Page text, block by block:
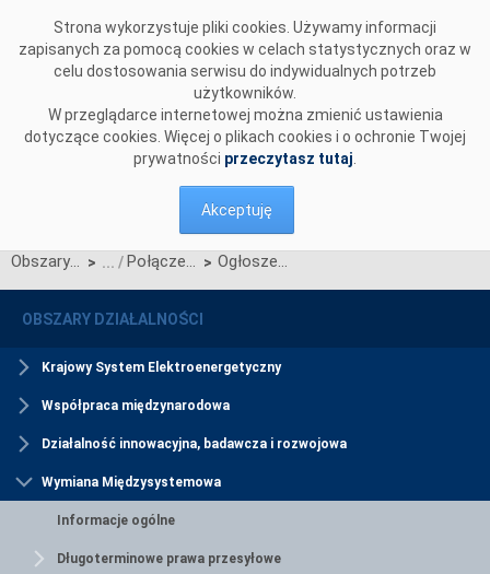
Strona wykorzystuje pliki cookies. Używamy informacji
zapisanych za pomocą cookies w celach statystycznych oraz w
celu dostosowania serwisu do indywidualnych potrzeb
użytkowników.
W przeglądarce internetowej można zmienić ustawienia
dotyczące cookies. Więcej o plikach cookies i o ochronie Twojej
prywatności przeczytasz tutaj
Akceptuję
Obszary działalności > Połączenie promieniowe > Ogłoszenia przetargów
OBSZARY DZIAŁALNOŚCI
Krajowy System Elektroenergetyczny
Współpraca międzynarodowa
Działalność innowacyjna, badawcza i rozwojowa
Wymiana Międzysystemowa
Informacje ogólne
Długoterminowe prawa przesyłowe